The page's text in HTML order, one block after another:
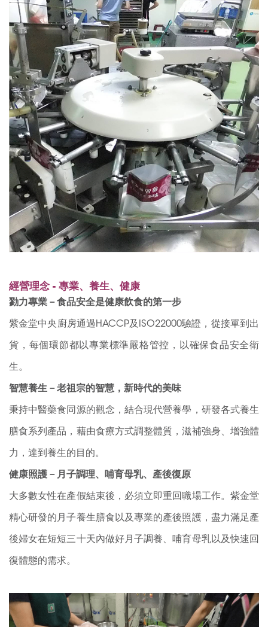
經營理念 - 專業、養生、健康
勠力專業－食品安全是健康飲食的第一步
紫金堂中央廚房通過HACCP及ISO22000驗證，從接單到出
貨，每個環節都以專業標準嚴格管控，以確保食品安全衛
生。
智慧養生－老祖宗的智慧，新時代的美味
秉持中醫藥食同源的觀念，結合現代營養學，研發各式養生
膳食系列產品，藉由食療方式調整體質，滋補強身、增強體
力，達到養生的目的。
健康照護－月子調理、哺育母乳、產後復原
大多數女性在產假結束後，必須立即重回職場工作。紫金堂
精心研發的月子養生膳食以及專業的產後照護，盡力滿足產
後婦女在短短三十天內做好月子調養、哺育母乳以及快速回
復體態的需求。